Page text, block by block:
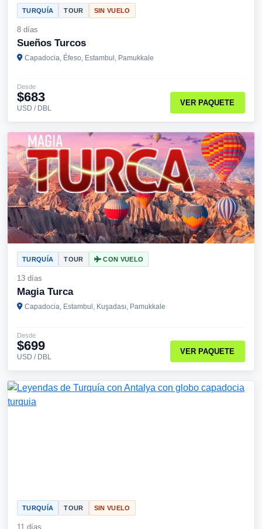
TURQUÍA TOUR SIN VUELO
8 días
Sueños Turcos
Capadocia, Éfeso, Estambul, Pamukkale
Desde
$683
USD / DBL
VER PAQUETE
TURQUÍA TOUR CON VUELO
13 días
Magia Turca
Capadocia, Estambul, Kuşadası, Pamukkale
Desde
$699
USD / DBL
VER PAQUETE
TURQUÍA TOUR SIN VUELO
11 días